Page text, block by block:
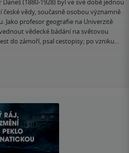
(1880-1928) byl ve své době jednou
vědy, současně osobou významně
Jako profesor geografie na Univerzitě
vědecké bádání na světovou
do zámoří, psal cestopisy; po vzniku…